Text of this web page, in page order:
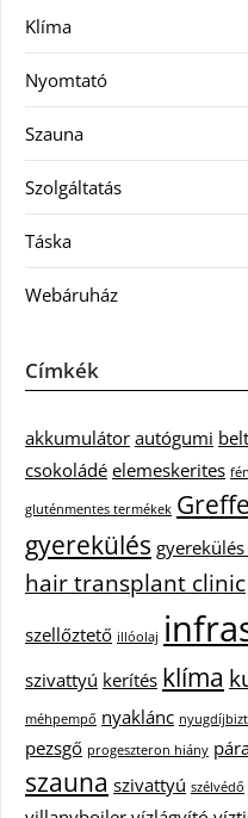
Klíma
Nyomtató
Szauna
Szolgáltatás
Táska
Webáruház
Címkék
akkumulátor autógumi
csokoládé elemeskerites
gluténmentes termékek
gyerekülés
hair transplant clinic
szellőztető illóolaj
szivattyú kerítés klíma
méhpempő nyaklánc
pezsgő progeszteron hiány
szauna szivattyú szélvédő